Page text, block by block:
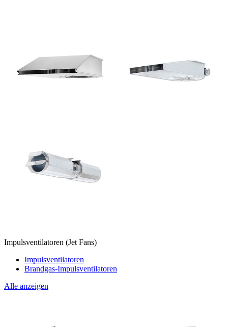
Impulsventilatoren (Jet Fans)
Impulsventilatoren
Brandgas-Impulsventilatoren
Alle anzeigen